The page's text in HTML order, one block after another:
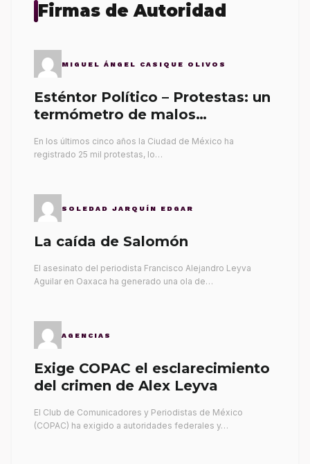
Firmas de Autoridad
MIGUEL ÁNGEL CASIQUE OLIVOS
Esténtor Político – Protestas: un
termómetro de malos
En los últimos cinco años la Ciudad de México ha
registrado 25 mil protestas, lo…
SOLEDAD JARQUÍN EDGAR
La caída de Salomón
El asesinato del periodista Francisco Alejandro Leyva
Aguilar en Oaxaca ha generado una ola de…
AGENCIAS
Exige COPAC el esclarecimiento
del crimen de Alex Leyva
El Club de Comunicadores y Periodistas de México
(COPAC) ha exigido a autoridades federales y…